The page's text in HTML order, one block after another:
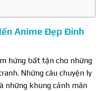
Anime Đẹp Đỉnh
hứng bất tận cho những
Những câu chuyện ly
những khung cảnh mãn